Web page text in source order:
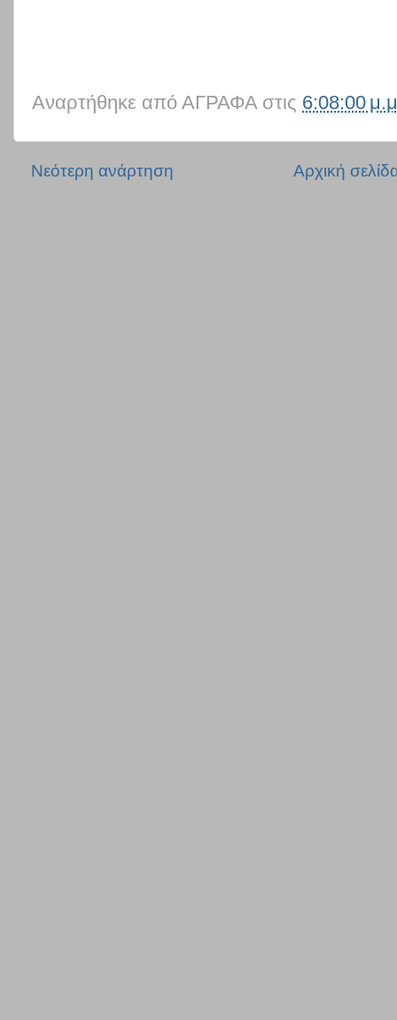
Αναρτήθηκε από ΑΓΡΑΦΑ στις 6:08:00
Νεότερη ανάρτηση Αρχική